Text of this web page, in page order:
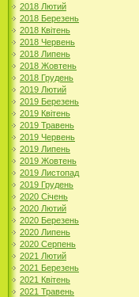
2018 Лютий
2018 Березень
2018 Квітень
2018 Червень
2018 Липень
2018 Жовтень
2018 Грудень
2019 Лютий
2019 Березень
2019 Квітень
2019 Травень
2019 Червень
2019 Липень
2019 Жовтень
2019 Листопад
2019 Грудень
2020 Січень
2020 Лютий
2020 Березень
2020 Липень
2020 Серпень
2021 Лютий
2021 Березень
2021 Квітень
2021 Травень